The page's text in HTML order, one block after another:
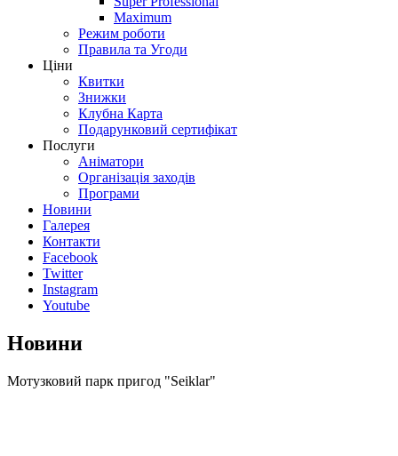
Maximum
Режим роботи
Правила та Угоди
Ціни
Квитки
Знижки
Клубна Карта
Подарунковий сертифікат
Послуги
Аніматори
Організація заходів
Програми
Новини
Галерея
Контакти
Facebook
Twitter
Instagram
Youtube
Новини
Мотузковий парк пригод "Seiklar"